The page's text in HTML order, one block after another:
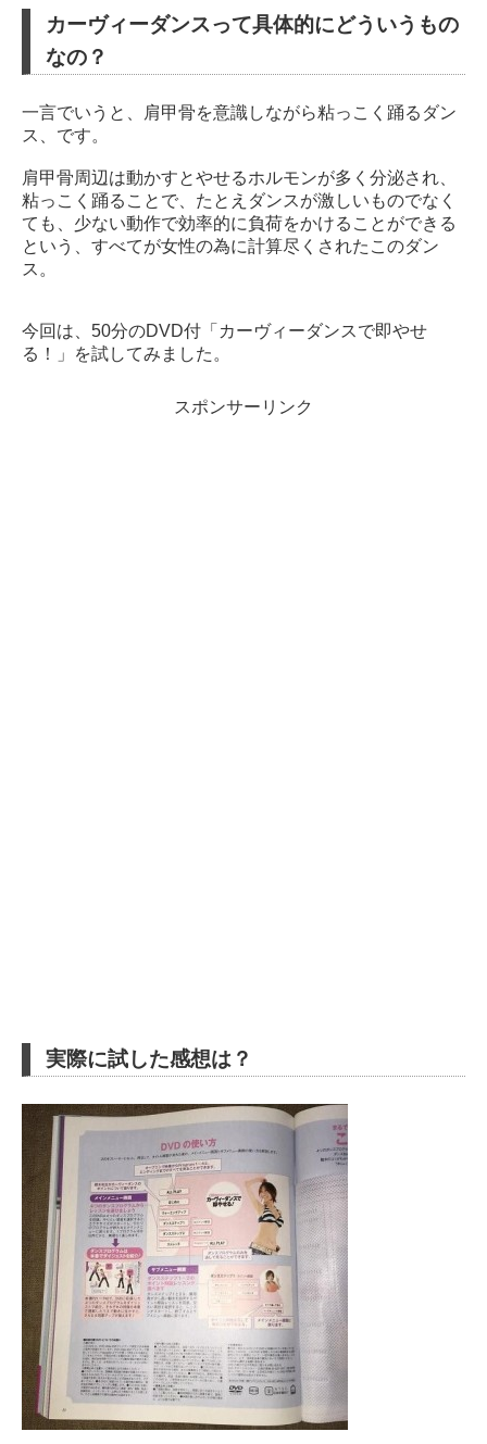
カーヴィーダンスって具体的にどういうもの
なの？
一言でいうと、肩甲骨を意識しながら粘っこく踊るダン
ス、です。
肩甲骨周辺は動かすとやせるホルモンが多く分泌され、
粘っこく踊ることで、たとえダンスが激しいものでなく
ても、少ない動作で効率的に負荷をかけることができる
という、すべてが女性の為に計算尽くされたこのダン
ス。
今回は、50分のDVD付「カーヴィーダンスで即やせ
る！」を試してみました。
スポンサーリンク
実際に試した感想は？